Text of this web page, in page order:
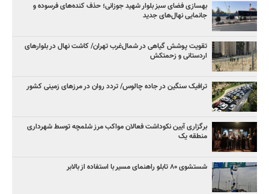
بهسازی فضای سبز بلوار شهید جوزانی؛ حذف کنده‌های فرسوده و
جانمایی نهال‌های جدید
تقویت پوشش گیاهی در شمال‌غرب تهران/ کاشت نهال در بلوارهای
اردستانی و زحمتکش
ترافیک سنگین در جاده چالوس/ تردد روان در مرزهای زمینی کشور
برگزاری آیین نکوداشت فعالان مواکب مرز شلمچه توسط شهرداری
منطقه یک
شستشوی ۸۰ تابلو راهنمای مسیر با استفاده از بالابر